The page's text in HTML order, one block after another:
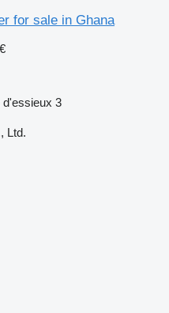
for sale in Ghana
d'essieux 3
Ltd.